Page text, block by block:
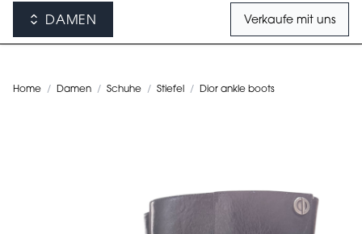
DAMEN Verkaufe mit uns
Home / Damen / Schuhe / Stiefel / Dior ankle boots